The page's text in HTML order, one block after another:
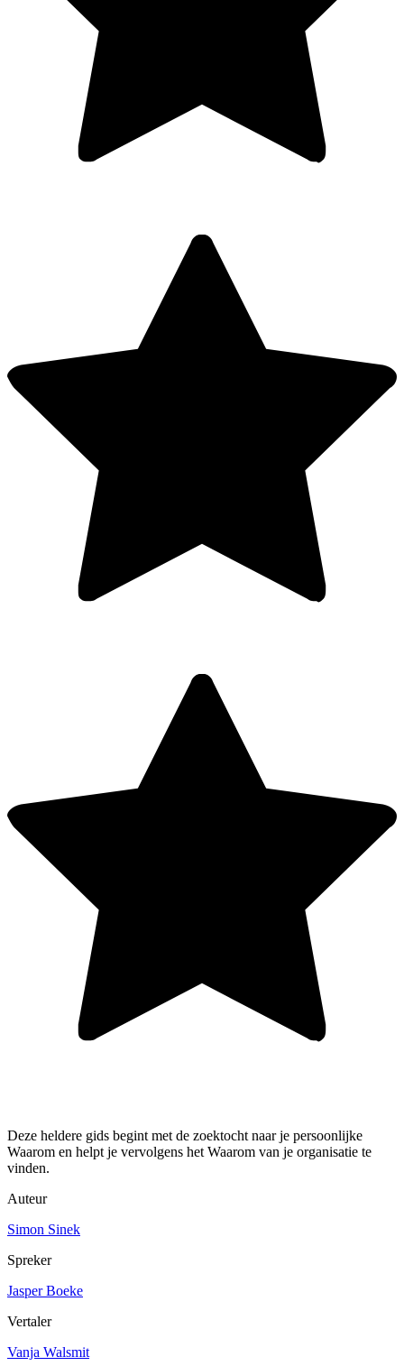
Deze heldere gids begint met de zoektocht naar je persoonlijke
Waarom en helpt je vervolgens het Waarom van je organisatie te
vinden.
Auteur
Simon Sinek
Spreker
Jasper Boeke
Vertaler
Vanja Walsmit